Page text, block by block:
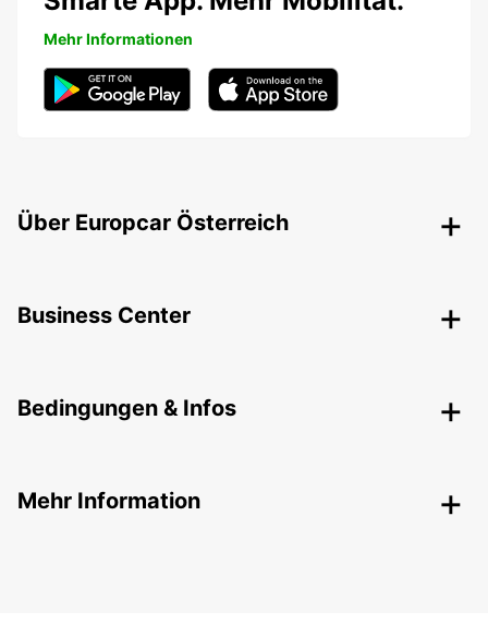
Mehr Informationen
Über Europcar Österreich
Business Center
Bedingungen & Infos
Mehr Information